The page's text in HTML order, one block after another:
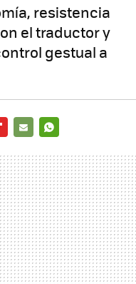
resistencia
el traductor y
gestual a
MAIL